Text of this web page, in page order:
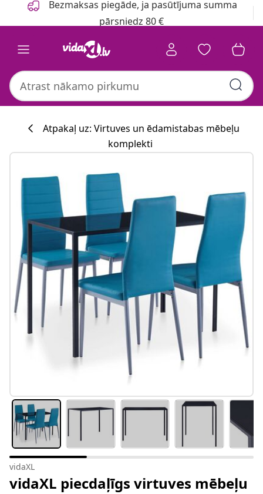
Bezmaksas piegāde, ja pasūtījuma summa
pārsniedz 80 €
Atpakaļ uz: Virtuves un ēdamistabas mēbeļu
komplekti
vidaXL
vidaXL piecdaļīgs virtuves mēbeļu